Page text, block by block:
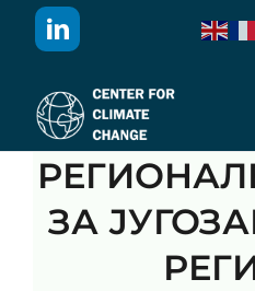
Дома
За Нас
РЕГИОНАЛЕН ФОРУМ
ЗА